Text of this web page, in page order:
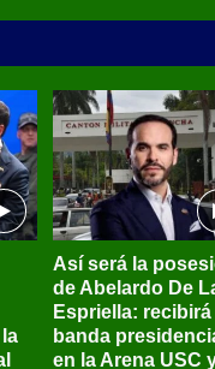
Así será la
de Abelardo De
Espriella: recibirá
banda
en la Arena USC